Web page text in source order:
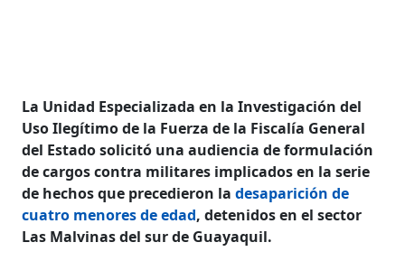
La Unidad Especializada en la Investigación del
Uso Ilegítimo de la Fuerza de la Fiscalía General
del Estado solicitó una audiencia de formulación
de cargos contra militares implicados en la serie
de hechos que precedieron ladesaparición de
cuatro menores de edad, detenidos en el sector
Las Malvinas del sur de Guayaquil.